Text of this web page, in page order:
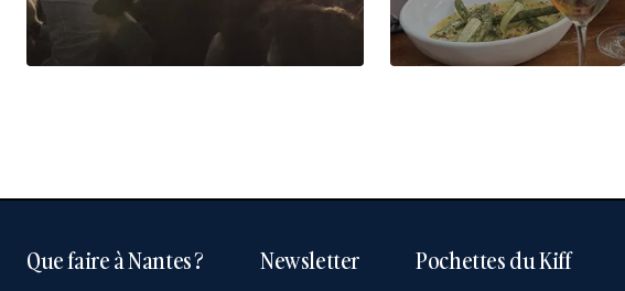
Que faire à Nantes ? Newsletter Pochettes du Kiff